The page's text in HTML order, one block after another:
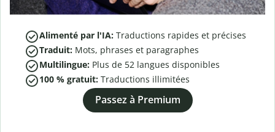
Alimenté par l'IA: Traductions rapides et précises
Traduit: Mots, phrases et paragraphes
Multilingue: Plus de 52 langues disponibles
100 % gratuit: Traductions illimitées
Passez à Premium